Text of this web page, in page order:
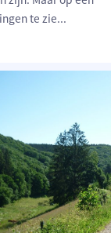
te zie...